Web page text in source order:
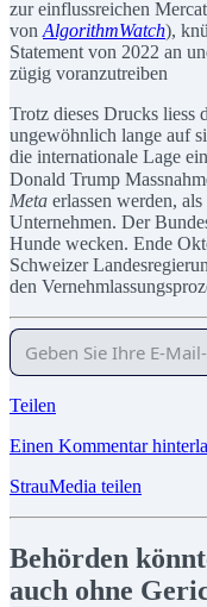
zur einflussreichen
von AlgorithmWatch),
Statement von 2022 an
zügig voranzutreiben
Trotz dieses Drucks liess
ungewöhnlich lange auf
die internationale Lage
Donald Trump
Meta erlassen werden,
Unternehmen. Der
Hunde wecken. Ende
Schweizer
den
Teilen
Einen Kommentar
StrauMedia teilen
Behörden
auch ohne